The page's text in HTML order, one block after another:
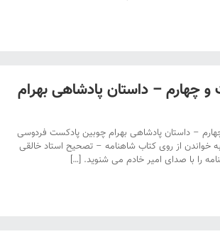
– داستان پادشاهی بهرام
– داستان پادشاهی بهرام چوبین پادکست فردوسی
خواندن از روی کتاب شاهنامه – تصحیح استاد خالقی
را با صدای امیر خادم می شنوید. […]